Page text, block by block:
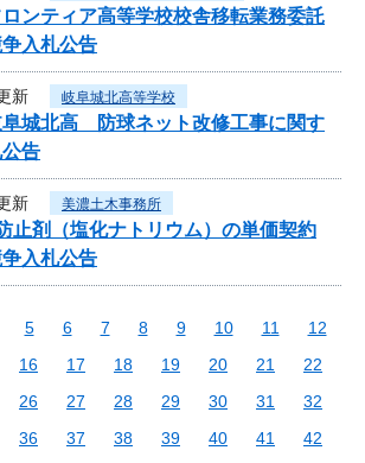
ンティア高等学校校舎移転業務委託
入札公告
新 岐阜城北高等学校
阜城北高 防球ネット改修工事に関す
告
新 美濃土木事務所
止剤（塩化ナトリウム）の単価契約
入札公告
5 6 7 8 9 10 11
12
16 17 18 19 20 21
22
26 27 28 29 30 31
32
36 37 38 39 40 41
42